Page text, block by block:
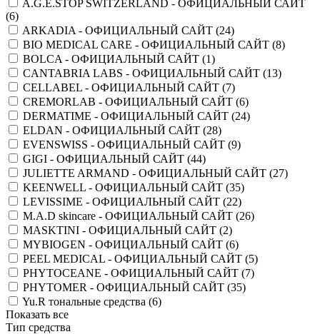
A.G.E.STOP SWITZERLAND - ОФИЦИАЛЬНЫЙ САЙТ
(6)
ARKADIA - ОФИЦИАЛЬНЫЙ САЙТ (24)
BIO MEDICAL CARE - ОФИЦИАЛЬНЫЙ САЙТ (8)
BOLCA - ОФИЦИАЛЬНЫЙ САЙТ (1)
CANTABRIA LABS - ОФИЦИАЛЬНЫЙ САЙТ (13)
CELLABEL - ОФИЦИАЛЬНЫЙ САЙТ (7)
CREMORLAB - ОФИЦИАЛЬНЫЙ САЙТ (6)
DERMATIME - ОФИЦИАЛЬНЫЙ САЙТ (24)
ELDAN - ОФИЦИАЛЬНЫЙ САЙТ (28)
EVENSWISS - ОФИЦИАЛЬНЫЙ САЙТ (9)
GIGI - ОФИЦИАЛЬНЫЙ САЙТ (44)
JULIETTE ARMAND - ОФИЦИАЛЬНЫЙ САЙТ (27)
KEENWELL - ОФИЦИАЛЬНЫЙ САЙТ (35)
LEVISSIME - ОФИЦИАЛЬНЫЙ САЙТ (22)
M.A.D skincare - ОФИЦИАЛЬНЫЙ САЙТ (26)
MASKTINI - ОФИЦИАЛЬНЫЙ САЙТ (2)
MYBIOGEN - ОФИЦИАЛЬНЫЙ САЙТ (6)
PEEL MEDICAL - ОФИЦИАЛЬНЫЙ САЙТ (5)
PHYTOCEANE - ОФИЦИАЛЬНЫЙ САЙТ (7)
PHYTOMER - ОФИЦИАЛЬНЫЙ САЙТ (35)
Yu.R тональные средства (6)
Показать все
Тип средства